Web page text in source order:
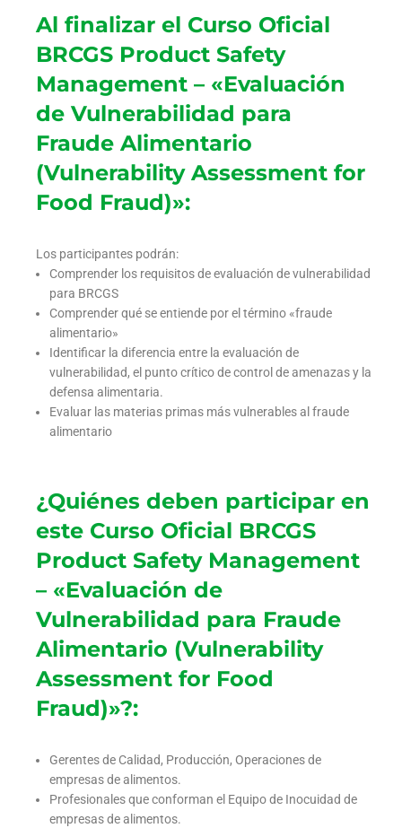
Al finalizar el Curso Oficial
BRCGS Product Safety
Management – «Evaluación
de Vulnerabilidad para
Fraude Alimentario
(Vulnerability Assessment for
Food Fraud)»:
Los participantes podrán:
Comprender los requisitos de evaluación de vulnerabilidad
para BRCGS
Comprender qué se entiende por el término «fraude
alimentario»
Identificar la diferencia entre la evaluación de
vulnerabilidad, el punto crítico de control de amenazas y la
defensa alimentaria.
Evaluar las materias primas más vulnerables al fraude
alimentario
¿Quiénes deben participar en
este Curso Oficial BRCGS
Product Safety Management
– «Evaluación de
Vulnerabilidad para Fraude
Alimentario (Vulnerability
Assessment for Food
Fraud)»?:
Gerentes de Calidad, Producción, Operaciones de
empresas de alimentos.
Profesionales que conforman el Equipo de Inocuidad de
empresas de alimentos.